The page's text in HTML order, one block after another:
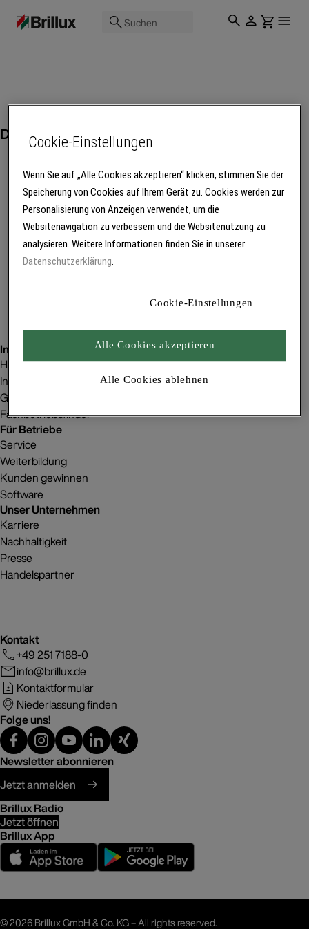
Suchen
Dämmplatten
Mehr Produkte laden
Inspiration
Homestorys
Innenraumgestaltung
Gebäudeprojekte
Fachbetriebsfinder
Für Betriebe
Service
Weiterbildung
Kunden gewinnen
Software
Unser Unternehmen
Karriere
Nachhaltigkeit
Presse
Handelspartner
Kontakt
+49 251 7188-0
info@brillux.de
Kontaktformular
Niederlassung finden
Folge uns!
Newsletter abonnieren
Jetzt anmelden
Brillux Radio
Jetzt öffnen
Brillux App
©2026 Brillux GmbH & Co. KG – All rights reserved.
Cookie-Einstellungen
Wenn Sie auf „Alle Cookies akzeptieren“ klicken, stimmen Sie der
Speicherung von Cookies auf Ihrem Gerät zu. Cookies werden zur
Personalisierung von Anzeigen verwendet, um die
Websitenavigation zu verbessern und die Websitenutzung zu
analysieren. Weitere Informationen finden Sie in unserer
Datenschutzerklärung.
Cookie-Einstellungen
Alle Cookies ablehnen
Alle Cookies akzeptieren